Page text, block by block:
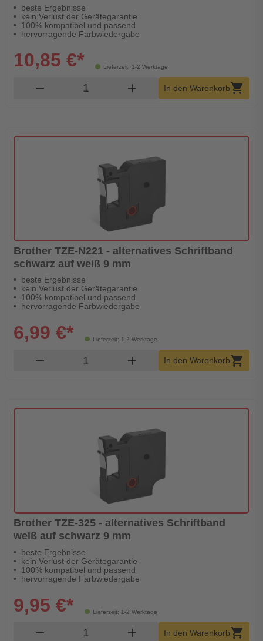
beste Ergebnisse
kein Verlust der Gerätegarantie
100% kompatibel und passend
hervorragende Farbwiedergabe
Lieferzeit: 1-2 Werktage
10,85 €*
remove Produkt Warenkorb Menge
add In den Warenkorbshopping_cart
Brother TZE-N221 - alternatives Schriftband
schwarz auf weiß 9 mm
beste Ergebnisse
kein Verlust der Gerätegarantie
100% kompatibel und passend
hervorragende Farbwiedergabe
Lieferzeit: 1-2 Werktage
6,99 €*
remove Produkt Warenkorb Menge
add In den Warenkorbshopping_cart
Brother TZE-325 - alternatives Schriftband
weiß auf schwarz 9 mm
beste Ergebnisse
kein Verlust der Gerätegarantie
100% kompatibel und passend
hervorragende Farbwiedergabe
Lieferzeit: 1-2 Werktage
9,95 €*
remove Produkt Warenkorb Menge
add In den Warenkorbshopping_cart